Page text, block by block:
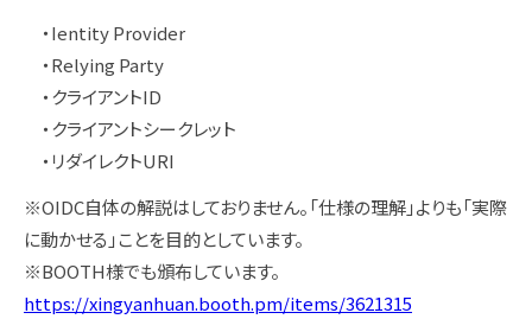
・Ientity Provider
・Relying Party
・クライアントID
・クライアントシークレット
・リダイレクトURI
※OIDC自体の解説はしておりません。「仕様の理解」よりも「実際
に動かせる」ことを目的としています。
※BOOTH様でも頒布しています。
https://xingyanhuan.booth.pm/items/3621315